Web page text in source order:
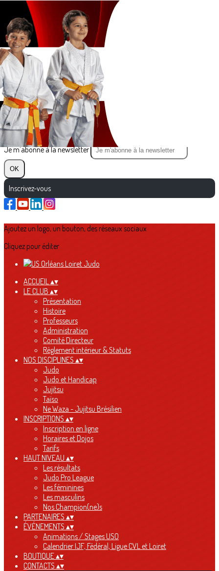
Exporter les lignes sélectionnées
Exporter toutes les colonnes
Exporter uniquement les colonnes affichées
Menu
?>
Images de la page d'accueil
Cliquez pour éditer
Texte, bouton et/ou inscription à la newsletter
Cliquez pour éditer
Je m'abonne à la newsletter
OK
Inscrivez-vous
Ajoutez un logo, un bouton, des réseaux sociaux
Cliquez pour éditer
ACCUEIL▴▾
LE CLUB ▴▾
Présentation
Histoire
Professeurs
Administration
Comité Directeur
Règlement intérieur & Statuts
NOS DISCIPLINES ▴▾
Judo
Judo et Handicap
Jujitsu
Taïso
Ne Waza - Jujitsu Brésilien
INSCRIPTIONS ▴▾
Inscription en ligne
Horaires et Dojos
Tarifs
HAUT NIVEAU ▴▾
Les résultats
Judo Pro League
Les féminines
Les masculins
Nos Champion(ne)s
PARTENAIRES ▴▾
ÉVÉNEMENTS ▴▾
Animations / Stages USO
Calendrier IJF, Fédéral, Ligue CVL et Loiret
BOUTIQUE▴▾
CONTACTS ▴▾